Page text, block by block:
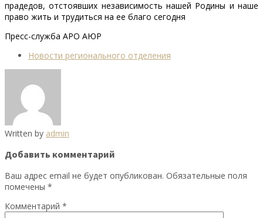
прадедов, отстоявших независимость нашей Родины и наше
право жить и трудиться на ее благо сегодня
Пресс-служба АРО АЮР
Новости регионального отделения
Written by admin
Добавить комментарий
Ваш адрес email не будет опубликован. Обязательные поля
помечены *
Комментарий *